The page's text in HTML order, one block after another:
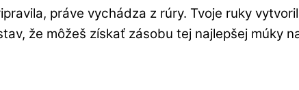
práve vychádza z rúry. Tvoje ruky
že môžeš získať zásobu tej najlepšej múky